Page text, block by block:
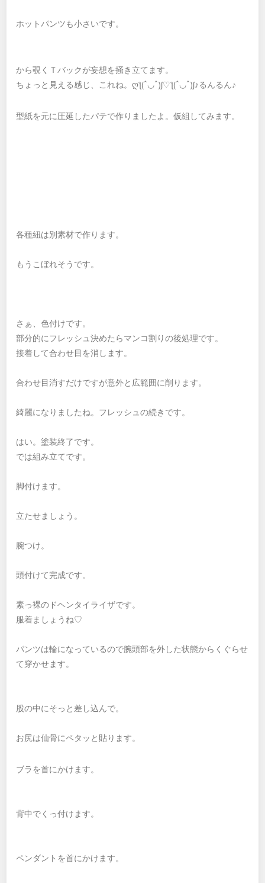
ホットパンツも小さいです。
から覗くＴバックが妄想を掻き立てます。
ちょっと見える感じ、これね。ღƪ(ˆ◡ˆ)ʃ♡ƪ(ˆ◡ˆ)ʃ♪るんるん♪
型紙を元に圧延したパテで作りましたよ。仮組してみます。
各種紐は別素材で作ります。
もうこぼれそうです。
さぁ、色付けです。
部分的にフレッシュ決めたらマンコ割りの後処理です。
接着して合わせ目を消します。
合わせ目消すだけですが意外と広範囲に削ります。
綺麗になりましたね。フレッシュの続きです。
はい。塗装終了です。
では組み立てです。
脚付けます。
立たせましょう。
腕つけ。
頭付けて完成です。
素っ裸のドヘンタイライザです。
服着ましょうね♡
パンツは輪になっているので腕頭部を外した状態からくぐらせ
て穿かせます。
股の中にそっと差し込んで。
お尻は仙骨にペタッと貼ります。
ブラを首にかけます。
背中でくっ付けます。
ペンダントを首にかけます。